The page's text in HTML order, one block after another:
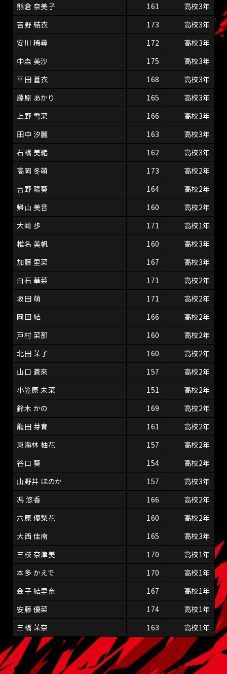
熊倉 奈美子
161
高校3年
吉野 結衣
173
高校3年
安川 稀尋
172
高校3年
中森 美沙
175
高校3年
平田 蒼衣
168
高校3年
藤原 あかり
165
高校3年
上野 雪菜
166
高校3年
田中 汐麗
163
高校3年
石橋 美緒
162
高校3年
高岡 冬萌
173
高校2年
吉野 陽葵
164
高校2年
帰山 美音
160
高校2年
大崎 歩
171
高校1年
椎名 美帆
160
高校3年
加藤 里菜
167
高校3年
白石 華菜
171
高校2年
坂田 萌
171
高校2年
岡田 結
166
高校2年
戸村 菜那
160
高校2年
北田 茉子
160
高校2年
山口 蒼來
157
高校2年
小笠原 未菜
151
高校2年
鈴木 かの
169
高校2年
龍田 芽育
161
高校2年
東海林 柚花
157
高校2年
谷口 葵
154
高校2年
山野井 ほのか
157
高校3年
馮 悠香
166
高校2年
六原 優梨花
160
高校2年
大西 佳南
165
高校3年
三枝 奈津美
170
高校1年
本多 かえで
170
高校1年
金子 結里奈
167
高校1年
安藤 優菜
174
高校1年
三橋 茉奈
163 高校1年